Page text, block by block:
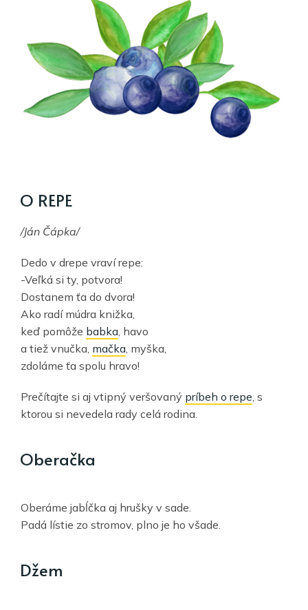
O REPE
/Ján Čápka/
Dedo v drepe vraví repe:
-Veľká si ty, potvora!
Dostanem ťa do dvora!
Ako radí múdra knižka,
keď pomôže babka , havo
a tiež vnučka, mačka , myška,
zdoláme ťa spolu hravo!
Prečítajte si aj vtipný veršovaný príbeh o repe , s
ktorou si nevedela rady celá rodina.
Oberačka
Oberáme jabĺčka aj hrušky v sade.
Padá lístie zo stromov, plno je ho všade.
Džem